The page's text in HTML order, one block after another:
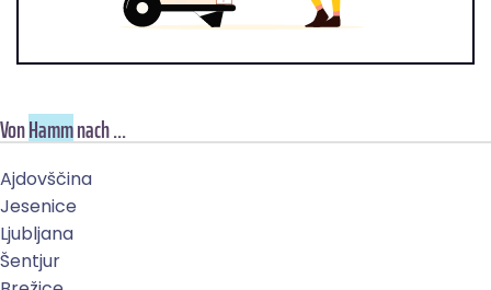
VonHammnach ...
Ajdovščina
Jesenice
Ljubljana
Šentjur